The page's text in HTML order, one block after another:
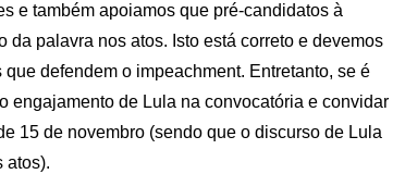
e também apoiamos que pré-candidatos à
palavra nos atos. Isto está correto e devemos
defendem o impeachment. Entretanto, se é
engajamento de Lula na convocatória e convidar
15 de novembro (sendo que o discurso de Lula
atos).